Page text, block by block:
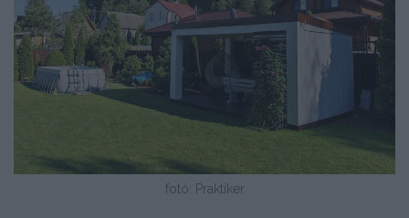
fotó: Praktiker